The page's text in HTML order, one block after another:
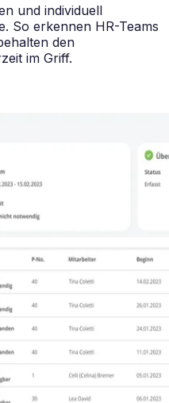
und individuell
So erkennen HR-Teams
den
im Griff.